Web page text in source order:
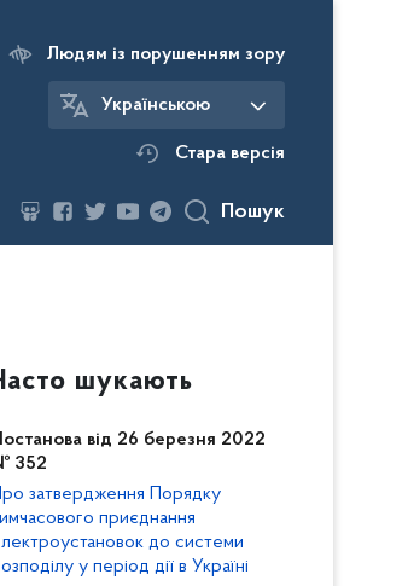
Людям із порушенням зору
Українською
Стара версія
Пошук
шукають
від 26 березня 2022
352
Про затвердження Порядку
приєднання
до системи
у період дії в Україні